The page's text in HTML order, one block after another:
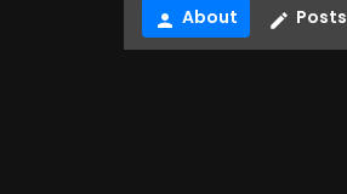
person About create Posts